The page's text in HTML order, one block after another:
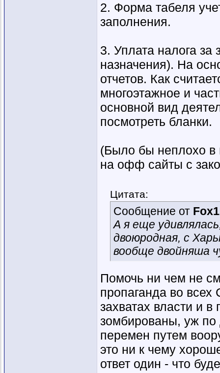
2. Форма табеля
заполнения.
3. Уплата налога
назначения). На
отчетов. Как
многоэтажное и
основной вид
посмотреть бланки.
(Было бы неплохо в
на офф сайты с
Цитата:
Сообщение от
А я еще
двоюродная, с
вообще двойняша
Помочь ни чем не
пропаганда во
захватах власти и
зомбированы, уж по
перемен путем
это ни к чему
ответ один - что